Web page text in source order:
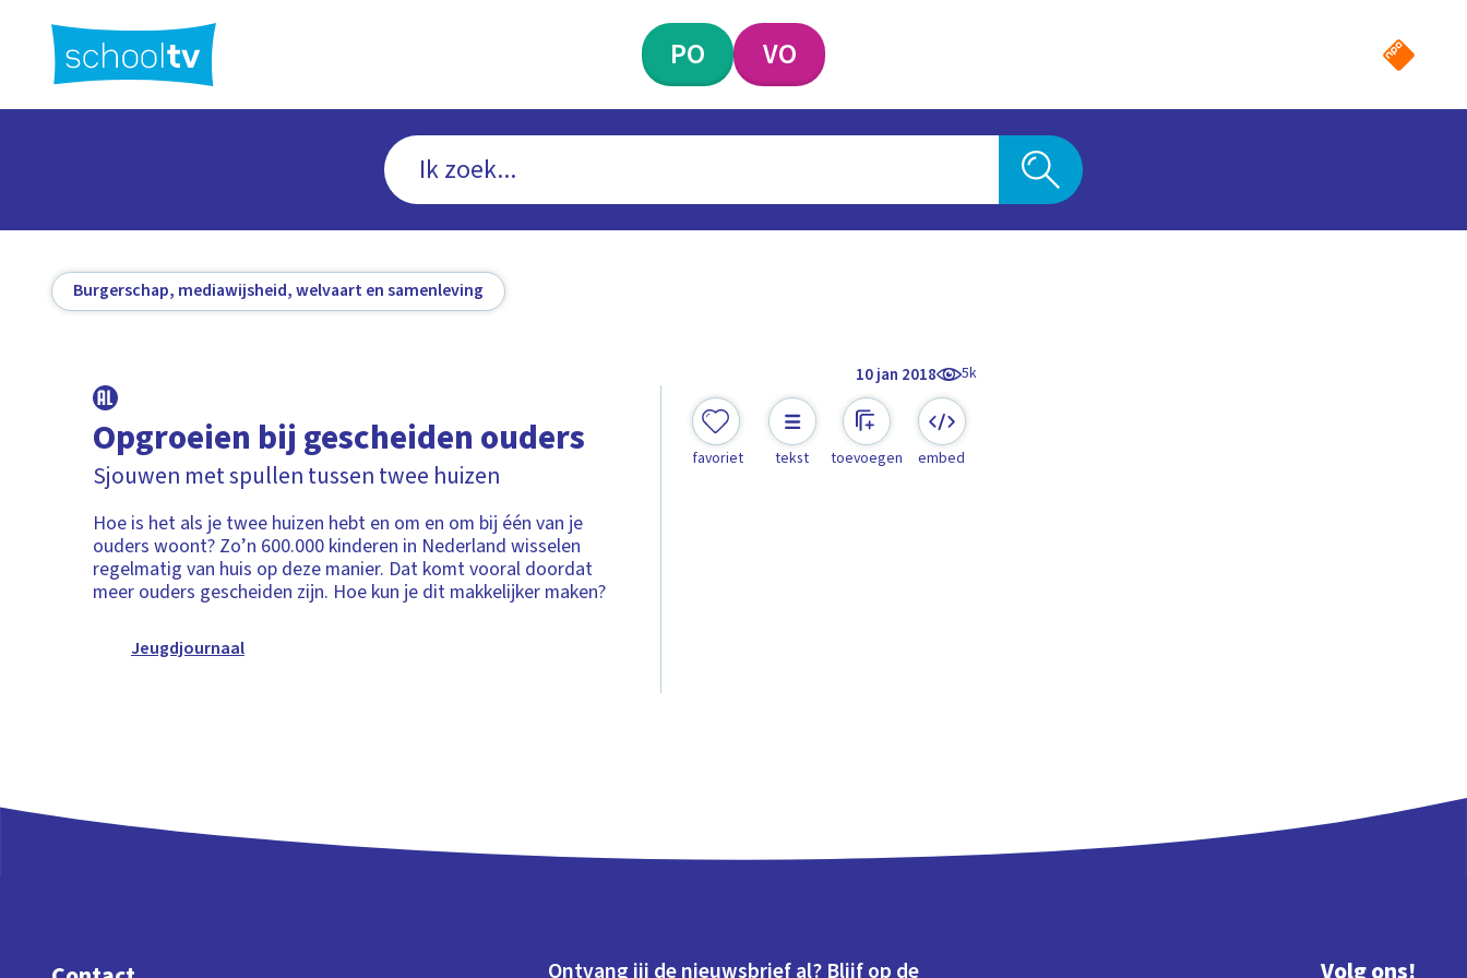
hoofdinhoud
PO VO
Burgerschap, mediawijsheid, welvaart en samenleving
10 jan 2018 5k
Opgroeien bij gescheiden ouders
Sjouwen met spullen tussen twee huizen
Hoe is het als je twee huizen hebt en om en om bij één van je
ouders woont? Zo’n 600.000 kinderen in Nederland wisselen
regelmatig van huis op deze manier. Dat komt vooral doordat
meer ouders gescheiden zijn. Hoe kun je dit makkelijker maken?
Jeugdjournaal
favoriet tekst toevoegen embed
Ontvang jij de nieuwsbrief al? Blijf op de